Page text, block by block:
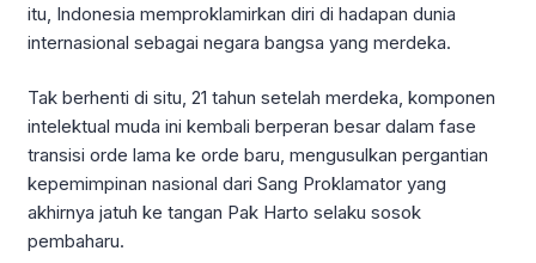
itu, Indonesia memproklamirkan diri di hadapan dunia
internasional sebagai negara bangsa yang merdeka.
Tak berhenti di situ, 21 tahun setelah merdeka, komponen
intelektual muda ini kembali berperan besar dalam fase
transisi orde lama ke orde baru, mengusulkan pergantian
kepemimpinan nasional dari Sang Proklamator yang
akhirnya jatuh ke tangan Pak Harto selaku sosok
pembaharu.